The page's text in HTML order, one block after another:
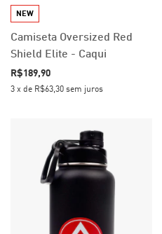
NEW
Camiseta Oversized Red
Shield Elite - Caqui
R$189,90
3 x de R$63,30 sem juros